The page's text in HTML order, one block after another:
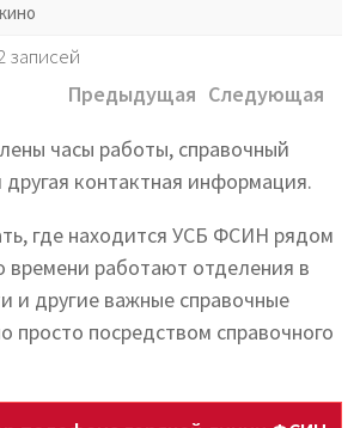
записей
Предыдущая Следующая
часы работы, справочный
контактная информация.
где находится УСБ ФСИН рядом
времени работают отделения в
и другие важные справочные
просто посредством справочного